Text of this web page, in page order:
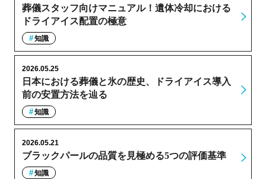
葬儀スタッフ向けマニュアル！遺体冷却における
ドライアイス配置の極意
知識
日本における葬儀と氷の歴史、ドライアイス導入
前の安置方法を辿る
2026.05.25
知識
ブラックパールの品質を見極める5つの評価基準
2026.05.21
知識